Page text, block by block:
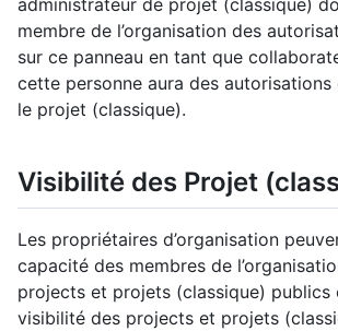
administrateur de projet (classique)
membre de l’organisation des
sur ce panneau en tant que
cette personne aura des autorisations
le projet (classique).
Visibilité des Projet
Les propriétaires d’organisation
capacité des membres de
projects et projets (classique) publics
visibilité des projects et projets